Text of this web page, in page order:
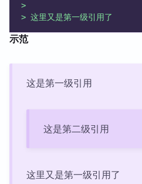
>
> 这里又是第一级引用了
示范
这是第一级引用
这是第二级引用
这里又是第一级引用了